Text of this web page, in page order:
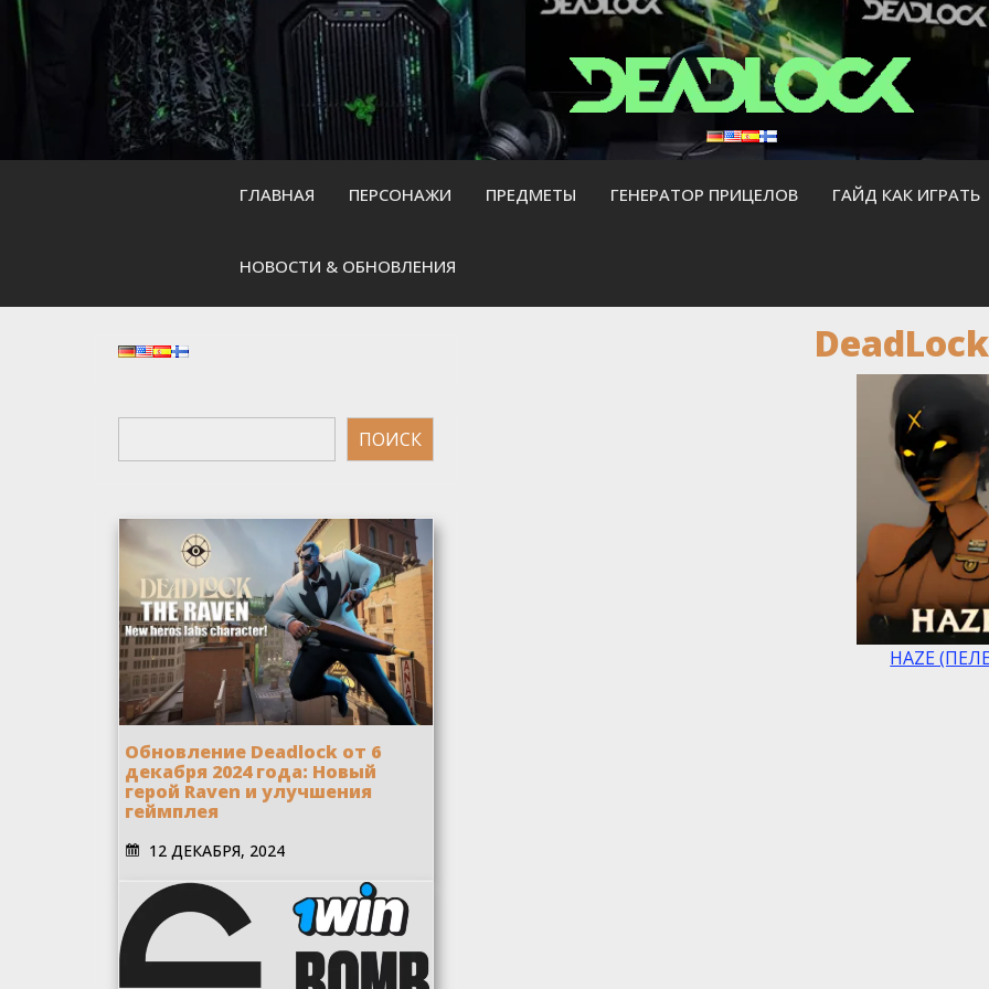
Skip
content
ГЛАВНАЯ ПЕРСОНАЖИ ПРЕДМЕТЫ ГЕНЕРАТОР ПРИЦЕЛОВ ГАЙД КАК ИГРАТЬ
НОВОСТИ & ОБНОВЛЕНИЯ
HAZE
Поиск
ПОИСК
Обновление Deadlock от 6
декабря 2024 года: Новый
герой Raven и улучшения
геймплея
12 ДЕКАБРЯ, 2024